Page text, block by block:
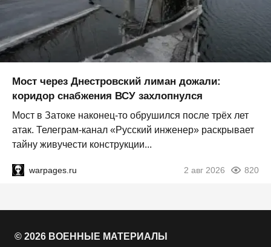
Мост через Днестровский лиман дожали:
коридор снабжения ВСУ захлопнулся
Мост в Затоке наконец-то обрушился после трёх лет
атак. Телеграм-канал «Русский инженер» раскрывает
тайну живучести конструкции...
warpages.ru 2 авг 2026 820
© 2026 ВОЕННЫЕ МАТЕРИАЛЫ